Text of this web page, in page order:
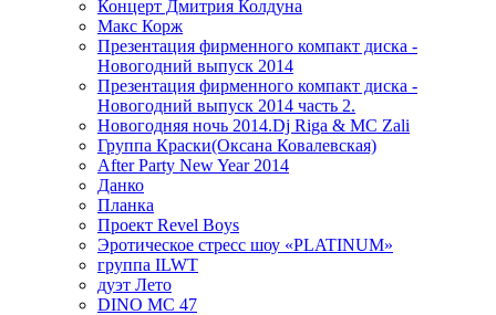
Концерт Дмитрия Колдуна
Макс Корж
Презентация фирменного компакт диска -
Новогодний выпуск 2014
Презентация фирменного компакт диска -
Новогодний выпуск 2014 часть 2.
Новогодняя ночь 2014.Dj Riga & MC Zali
Группа Краски(Оксана Ковалевская)
After Party New Year 2014
Данко
Планка
Проект Revel Boys
Эротическое стресс шоу «PLATINUM»
группа ILWT
дуэт Лето
DINO MC 47